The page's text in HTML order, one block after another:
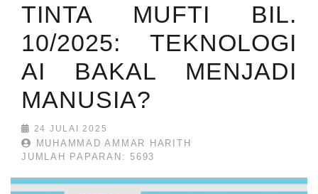
TINTA MUFTI BIL.
10/2025: TEKNOLOGI
AI BAKAL MENJADI
MANUSIA?
24 JULAI 2025
MUHAMMAD AMMAR HARITH
JUMLAH PAPARAN: 5693